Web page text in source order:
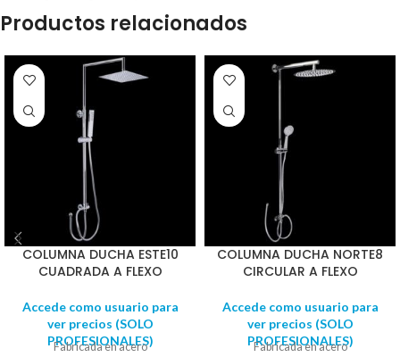
Productos relacionados
COLUMNA DUCHA ESTE10
CUADRADA A FLEXO
Accede como usuario para
ver precios (SOLO
PROFESIONALES)
Fabricada en acero
COLUMNA DUCHA NORTE8
CIRCULAR A FLEXO
Accede como usuario para
ver precios (SOLO
PROFESIONALES)
Fabricada en acero